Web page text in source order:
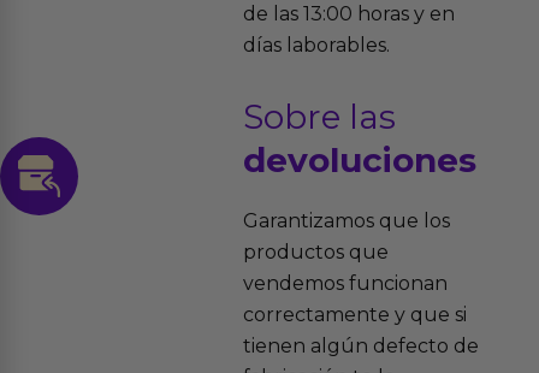
de las 13:00 horas y en
días laborables.
Sobre las
devoluciones
Garantizamos que los
productos que
vendemos funcionan
correctamente y que si
tienen algún defecto de